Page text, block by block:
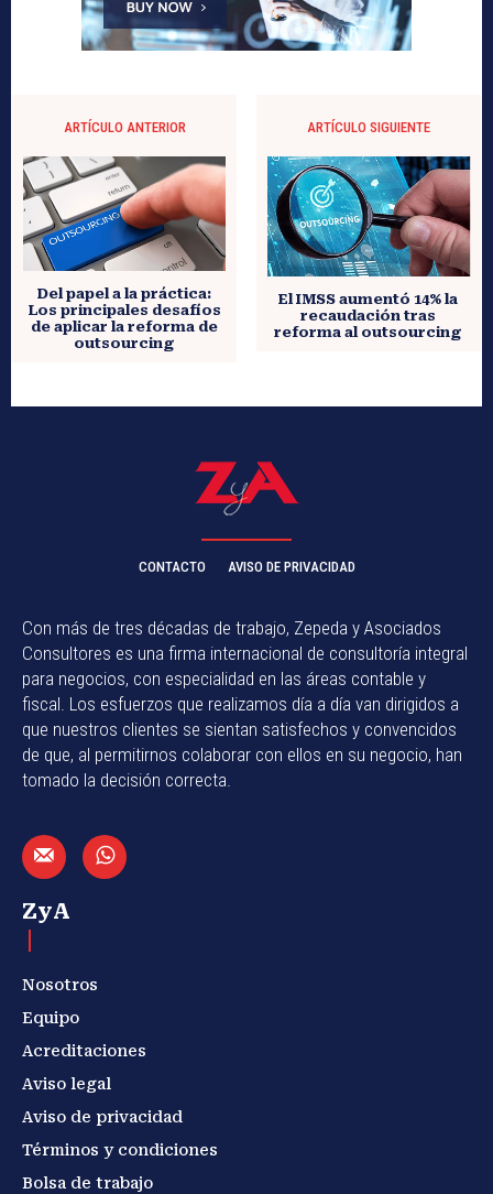
ARTÍCULO ANTERIOR
Del papel a la práctica:
Los principales desafíos
de aplicar la reforma de
outsourcing
ARTÍCULO SIGUIENTE
El IMSS aumentó 14% la
recaudación tras
reforma al outsourcing
CONTACTO AVISO DE PRIVACIDAD
Con más de tres décadas de trabajo, Zepeda y Asociados
Consultores es una firma internacional de consultoría integral
para negocios, con especialidad en las áreas contable y
fiscal. Los esfuerzos que realizamos día a día van dirigidos a
que nuestros clientes se sientan satisfechos y convencidos
de que, al permitirnos colaborar con ellos en su negocio, han
tomado la decisión correcta.
ZyA
Nosotros
Equipo
Acreditaciones
Aviso legal
Aviso de privacidad
Términos y condiciones
Bolsa de trabajo